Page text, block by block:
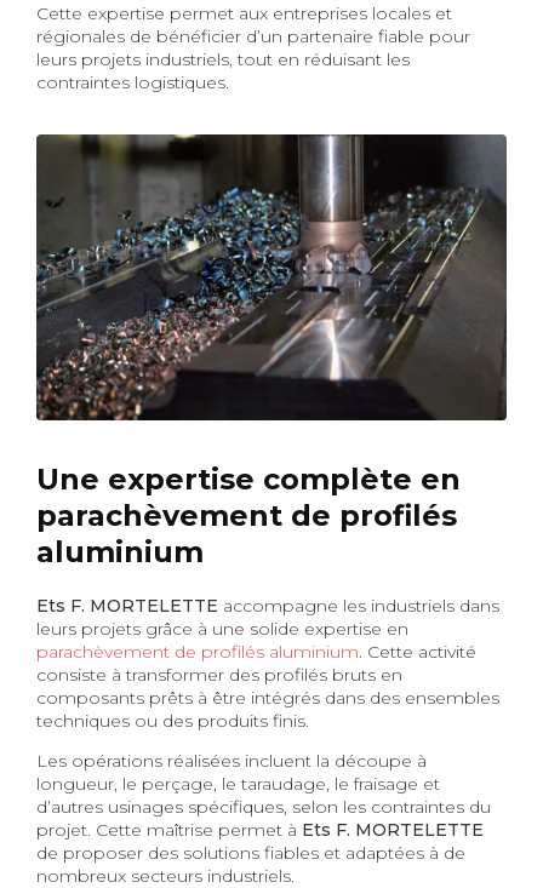
Cette expertise permet aux entreprises locales et
régionales de bénéficier d’un partenaire fiable pour
leurs projets industriels, tout en réduisant les
contraintes logistiques.
Une expertise complète en
parachèvement de profilés
aluminium
Ets F. MORTELETTE accompagne les industriels dans
leurs projets grâce à une solide expertise en
parachèvement de profilés aluminium. Cette activité
consiste à transformer des profilés bruts en
composants prêts à être intégrés dans des ensembles
techniques ou des produits finis.
Les opérations réalisées incluent la découpe à
longueur, le perçage, le taraudage, le fraisage et
d’autres usinages spécifiques, selon les contraintes du
projet. Cette maîtrise permet à Ets F. MORTELETTE
de proposer des solutions fiables et adaptées à de
nombreux secteurs industriels.